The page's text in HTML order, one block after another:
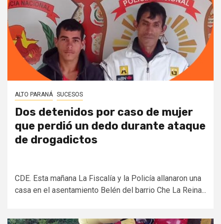
ALTO PARANÁ SUCESOS
Dos detenidos por caso de mujer
que perdió un dedo durante ataque
de drogadictos
CDE. Esta mañana La Fiscalía y la Policía allanaron una
casa en el asentamiento Belén del barrio Che La Reina...